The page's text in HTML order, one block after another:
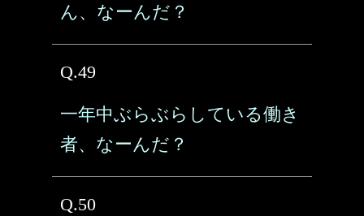
ん、なーんだ？
Q.49
一年中ぶらぶらしている働き
者、なーんだ？
Q.50